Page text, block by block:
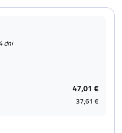
dni
47,01 €
37,61 €